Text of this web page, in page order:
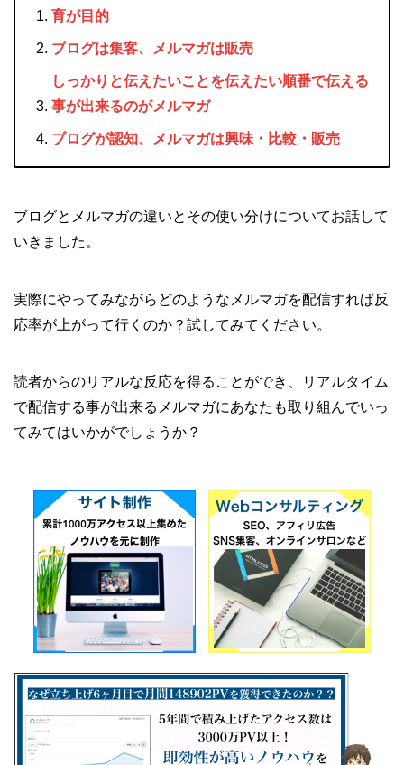
育が目的
ブログは集客、メルマガは販売
しっかりと伝えたいことを伝えたい順番で伝える
事が出来るのがメルマガ
ブログが認知、メルマガは興味・比較・販売
ブログとメルマガの違いとその使い分けについてお話して
いきました。
実際にやってみながらどのようなメルマガを配信すれば反
応率が上がって行くのか？試してみてください。
読者からのリアルな反応を得ることができ、リアルタイム
で配信する事が出来るメルマガにあなたも取り組んでいっ
てみてはいかがでしょうか？